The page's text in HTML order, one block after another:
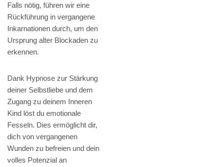
Falls nötig, führen wir eine
Rückführung in vergangene
Inkarnationen durch, um den
Ursprung alter Blockaden zu
erkennen.
Dank Hypnose zur Stärkung
deiner Selbstliebe und dem
Zugang zu deinem Inneren
Kind löst du emotionale
Fesseln. Dies ermöglicht dir,
dich von vergangenen
Wunden zu befreien und dein
volles Potenzial an